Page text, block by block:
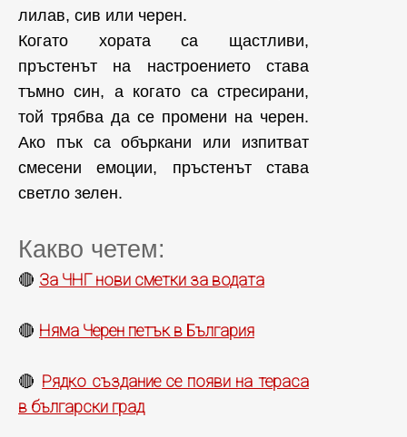
лилав, сив или черен.
Когато хората са щастливи,
пръстенът на настроението става
тъмно син, а когато са стресирани,
той трябва да се промени на черен.
Ако пък са объркани или изпитват
смесени емоции, пръстенът става
светло зелен.
Какво четем:
🔴 За ЧНГ нови сметки за водата
🔴 Няма Черен петък в България
🔴 Рядко създание се появи на тераса
в български град